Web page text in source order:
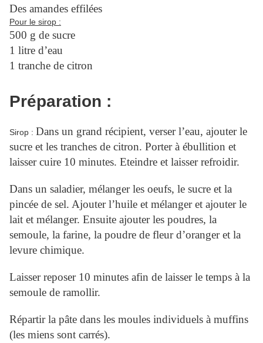
Des amandes effilées
Pour le sirop :
500 g de sucre
1 litre d’eau
1 tranche de citron
Préparation :
Sirop : Dans un grand récipient, verser l’eau, ajouter le
sucre et les tranches de citron. Porter à ébullition et
laisser cuire 10 minutes. Eteindre et laisser refroidir.
Dans un saladier, mélanger les oeufs, le sucre et la
pincée de sel. Ajouter l’huile et mélanger et ajouter le
lait et mélanger. Ensuite ajouter les poudres, la
semoule, la farine, la poudre de fleur d’oranger et la
levure chimique.
Laisser reposer 10 minutes afin de laisser le temps à la
semoule de ramollir.
Répartir la pâte dans les moules individuels à muffins
(les miens sont carrés).